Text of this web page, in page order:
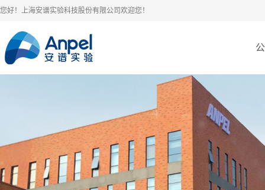
您好！上海安谱实验科技股份有限公司欢迎您！